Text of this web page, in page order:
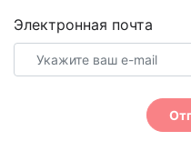
Электронная почта